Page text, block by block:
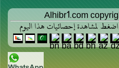
Alhibr1.com
اضغط لمشاهدة إحصائيات هذا اليوم